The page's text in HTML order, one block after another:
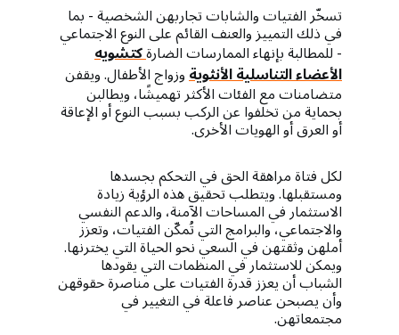
تسخّر الفتيات والشابات تجاربهن الشخصية - بما
في ذلك التمييز والعنف القائم على النوع الاجتماعي
- للمطالبة بإنهاء الممارسات الضارةكتشويه
الأعضاء التناسلية الأنثويةوزواج الأطفال. ويقفن
متضامنات مع الفئات الأكثر تهميشًا، ويطالبن
بحماية من تخلفوا عن الركب بسبب النوع أو الإعاقة
أو العرق أو الهويات الأخرى.
لكل فتاة مراهقة الحق في التحكم بجسدها
ومستقبلها. ويتطلب تحقيق هذه الرؤية زيادة
الاستثمار في المساحات الآمنة، والدعم النفسي
والاجتماعي، والبرامج التي تُمكّن الفتيات، وتعزز
أملهن وثقتهن في السعي نحو الحياة التي يخترنها.
ويمكن للاستثمار في المنظمات التي يقودها
الشباب أن يعزز قدرة الفتيات على مناصرة حقوقهن
وأن يصبحن عناصر فاعلة في التغيير في
مجتمعاتهن.